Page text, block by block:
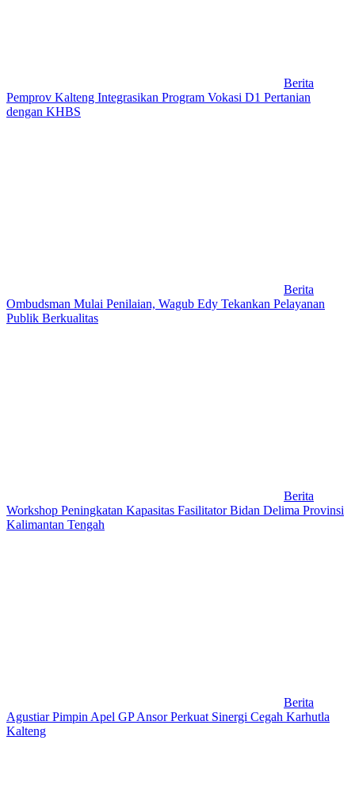
Berita
Pemprov Kalteng Integrasikan Program Vokasi D1 Pertanian
dengan KHBS
Berita
Ombudsman Mulai Penilaian, Wagub Edy Tekankan Pelayanan
Publik Berkualitas
Berita
Workshop Peningkatan Kapasitas Fasilitator Bidan Delima Provinsi
Kalimantan Tengah
Berita
Agustiar Pimpin Apel GP Ansor Perkuat Sinergi Cegah Karhutla
Kalteng